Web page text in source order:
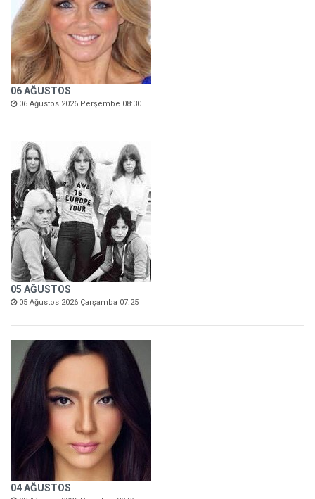
06 AĞUSTOS
06 Ağustos 2026 Perşembe 08:30
05 AĞUSTOS
05 Ağustos 2026 Çarşamba 07:25
04 AĞUSTOS